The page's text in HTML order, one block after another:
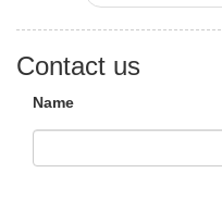
Contact us
Name